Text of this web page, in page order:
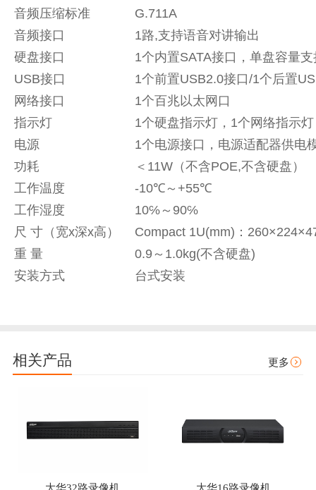
音频压缩标准
G.711A
音频接口
1路,支持语音对讲输出
硬盘接口
1个内置SATA接口，单盘容量
USB接口
1个前置USB2.0接口/1个后置
网络接口
1个百兆以太网口
指示灯
1个硬盘指示灯，1个网络指示
电源
1个电源接口，电源适配器供电
功耗
＜11W（不含POE,不含硬盘）
工作温度
-10℃～+55℃
工作湿度
10℅～90℅
尺 寸（宽x深x高）
Compact 1U(mm)：
重 量
0.9～1.0kg(不含硬盘)
安装方式
台式安装
相关产品 更多